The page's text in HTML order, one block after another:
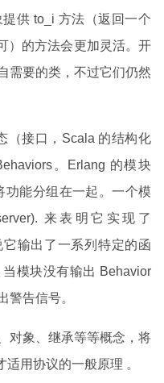
供 to_i 方法（返回一个
）的方法会更加灵活。开
需要的类，不过它们仍然
（接口，Scala 的结构化
。Erlang 的模块
功能分组在一起。一个模
来表明它实现了
输出了一系列特定的函
模块没有输出 Behavior
警告信号。
对象、继承等等概念，将
适用协议的一般原理 。